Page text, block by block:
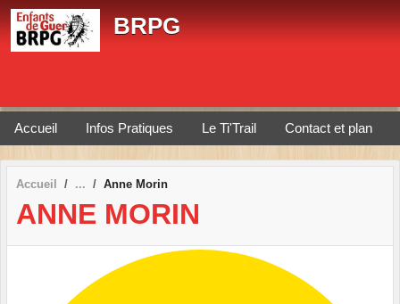
BRPG
Accueil Infos Pratiques Le Ti'Trail Contact et plan
Accueil Anne Morin
ANNE MORIN
Panneau de gestion des cookies